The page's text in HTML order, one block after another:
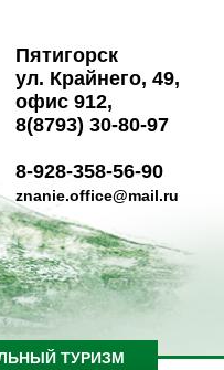
Пятигорск
ул. Крайнего, 49,
офис 912,
8(8793) 30-80-97
8-928-358-56-90
znanie.office@mail.ru
ТУРИЗМ